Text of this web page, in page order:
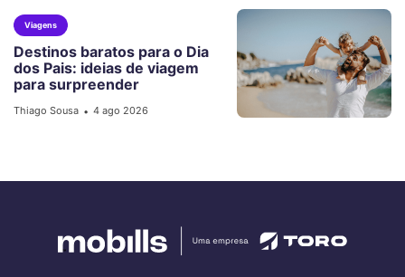
Viagens
Destinos baratos para o Dia
dos Pais: ideias de viagem
para surpreender
Thiago Sousa • 4 ago 2026